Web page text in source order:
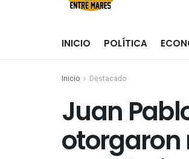
INICIO POLÍTICA
Inicio Destacado
Juan
otorgaron